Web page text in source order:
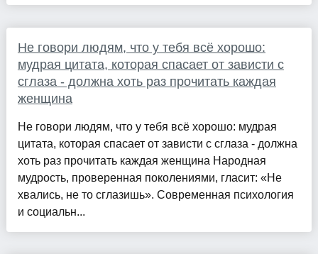
Не говори людям, что у тебя всё хорошо:
мудрая цитата, которая спасает от зависти с
сглаза - должна хоть раз прочитать каждая
женщина
Не говори людям, что у тебя всё хорошо: мудрая
цитата, которая спасает от зависти с сглаза - должна
хоть раз прочитать каждая женщина Народная
мудрость, проверенная поколениями, гласит: «Не
хвались, не то сглазишь». Современная психология
и социальн...